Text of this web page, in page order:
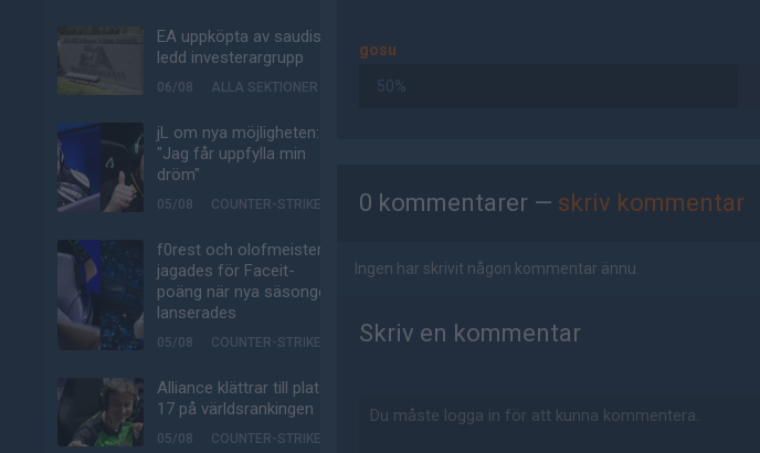
EA uppköpta av saudisk-
ledd investerargrupp
06/08 ALLA SEKTIONER
jL om nya möjligheten:
"Jag får uppfylla min
dröm"
05/08 COUNTER-STRIKE
f0rest och olofmeister
jagades för Faceit-
poäng när nya säsongen
lanserades
05/08 COUNTER-STRIKE
Alliance klättrar till plats
17 på världsrankingen
05/08 COUNTER-STRIKE
gosu
50%
0 kommentarer — skriv kommentar
Ingen har skrivit någon kommentar ännu.
Skriv en kommentar